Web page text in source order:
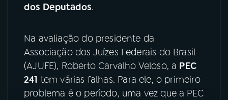
07ÚLTIMAS
08FESTIVAL DE MÚSICA
dos Deputados.
Na avaliação do presidente da
Associação dos Juízes Federais do Brasil
(AJUFE), Roberto Carvalho Veloso, a PEC
241 tem várias falhas. Para ele, o primeiro
problema é o período, uma vez que a PEC